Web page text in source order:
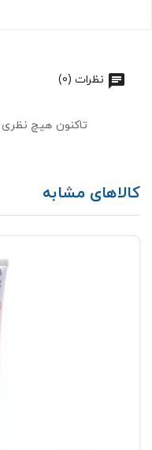
نظرات (0)
تاکنون هیچ نظری
کالاهای مشابه